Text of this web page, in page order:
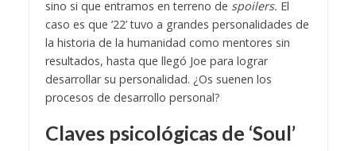
sino si que entramos en terreno de spoilers. El
caso es que ’22’ tuvo a grandes personalidades de
la historia de la humanidad como mentores sin
resultados, hasta que llegó Joe para lograr
desarrollar su personalidad. ¿Os suenen los
procesos de desarrollo personal?
Claves psicológicas de ‘Soul’